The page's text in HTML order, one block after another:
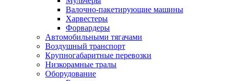
Валочно-пакетирующие машины
Харвестеры
Форвардеры
Автомобильными тягачами
Воздушный транспорт
Крупногабаритные перевозки
Низкорамные тралы
Оборудование